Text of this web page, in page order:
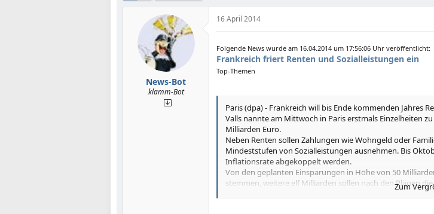
l
l
t
g
r
t
e
News-Bot
klamm-Bot
16 April 2014
Folgende News wurde am 16.04.2014 um 17:56:06 Uhr veröffentlicht:
Frankreich friert Renten und Sozialleistungen ein
Top-Themen
Paris (dpa) - Frankreich will bis Ende kommenden Jahres
Valls nannte am Mittwoch in Paris erstmals Einzelheiten
Milliarden Euro.
Neben Renten sollen Zahlungen wie Wohngeld oder
Mindeststufen von Sozialleistungen ausnehmen. Bis
Inflationsrate abgekoppelt werden.
Von den geplanten Einsparungen in Höhe von 50
stemmen, weitere elf Milliarden sollen nach den Plänen
Krankenversicherung einsparen und zusätzlich elf
Zum